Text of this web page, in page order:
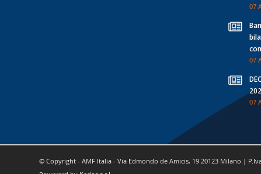
07
07
07
© Copyright - AMF Italia - Via Edmondo de Amicis, 19 20123 Milano |